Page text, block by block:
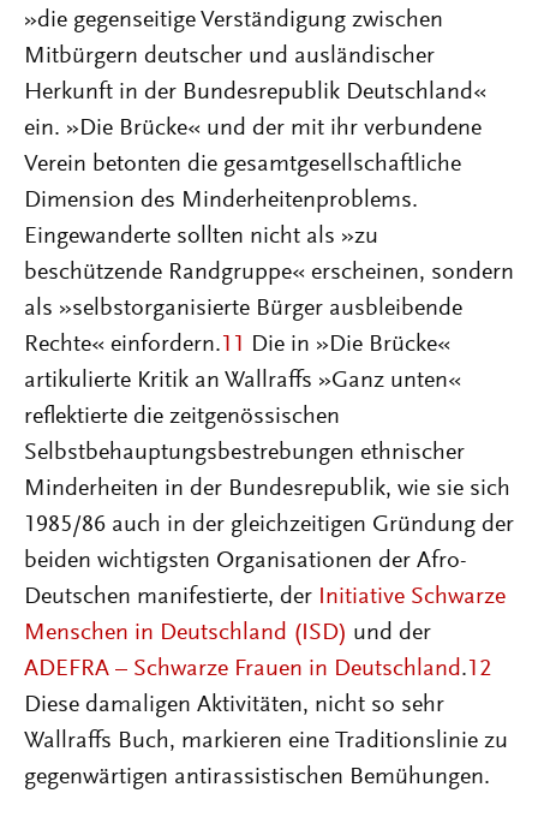
»die gegenseitige Verständigung zwischen
Mitbürgern deutscher und ausländischer
Herkunft in der Bundesrepublik Deutschland«
ein. »Die Brücke« und der mit ihr verbundene
Verein betonten die gesamtgesellschaftliche
Dimension des Minderheitenproblems.
Eingewanderte sollten nicht als »zu
beschützende Randgruppe« erscheinen, sondern
als »selbstorganisierte Bürger ausbleibende
Rechte« einfordern.11
Die in »Die Brücke«
artikulierte Kritik an Wallraffs »Ganz unten«
reflektierte die zeitgenössischen
Selbstbehauptungsbestrebungen ethnischer
Minderheiten in der Bundesrepublik, wie sie sich
1985/86 auch in der gleichzeitigen Gründung der
beiden wichtigsten Organisationen der Afro-
Deutschen manifestierte, der Initiative Schwarze
Menschen in Deutschland (ISD) und der
ADEFRA – Schwarze Frauen in Deutschland .12
Diese damaligen Aktivitäten, nicht so sehr
Wallraffs Buch, markieren eine Traditionslinie zu
gegenwärtigen antirassistischen Bemühungen.